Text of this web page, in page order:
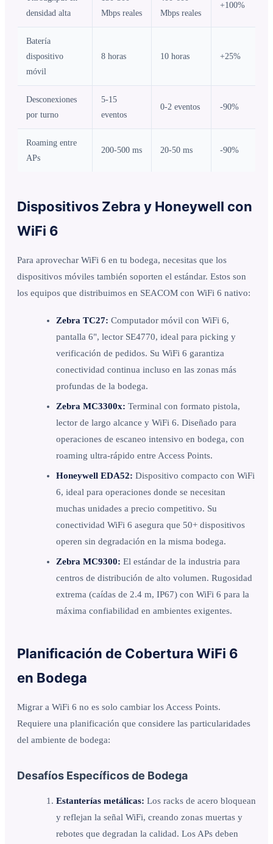
densidad alta
Mbps reales
Mbps reales
+100%
Batería
dispositivo
móvil
8 horas 10 horas +25%
Desconexiones
por turno
5-15
eventos
0-2 eventos -90%
Roaming entre
APs
200-500 ms 20-50 ms -90%
Dispositivos Zebra y Honeywell con
WiFi 6
Para aprovechar WiFi 6 en tu bodega, necesitas que los
dispositivos móviles también soporten el estándar. Estos son
los equipos que distribuimos en SEACOM con WiFi 6 nativo:
Zebra TC27: Computador móvil con WiFi 6,
pantalla 6", lector SE4770, ideal para picking y
verificación de pedidos. Su WiFi 6 garantiza
conectividad continua incluso en las zonas más
profundas de la bodega.
Zebra MC3300x: Terminal con formato pistola,
lector de largo alcance y WiFi 6. Diseñado para
operaciones de escaneo intensivo en bodega, con
roaming ultra-rápido entre Access Points.
Honeywell EDA52: Dispositivo compacto con WiFi
6, ideal para operaciones donde se necesitan
muchas unidades a precio competitivo. Su
conectividad WiFi 6 asegura que 50+ dispositivos
operen sin degradación en la misma bodega.
Zebra MC9300: El estándar de la industria para
centros de distribución de alto volumen. Rugosidad
extrema (caídas de 2.4 m, IP67) con WiFi 6 para la
máxima confiabilidad en ambientes exigentes.
Planificación de Cobertura WiFi 6
en Bodega
Migrar a WiFi 6 no es solo cambiar los Access Points.
Requiere una planificación que considere las particularidades
del ambiente de bodega:
Desafíos Específicos de Bodega
Estanterías metálicas: Los racks de acero bloquean
y reflejan la señal WiFi, creando zonas muertas y
rebotes que degradan la calidad. Los APs deben